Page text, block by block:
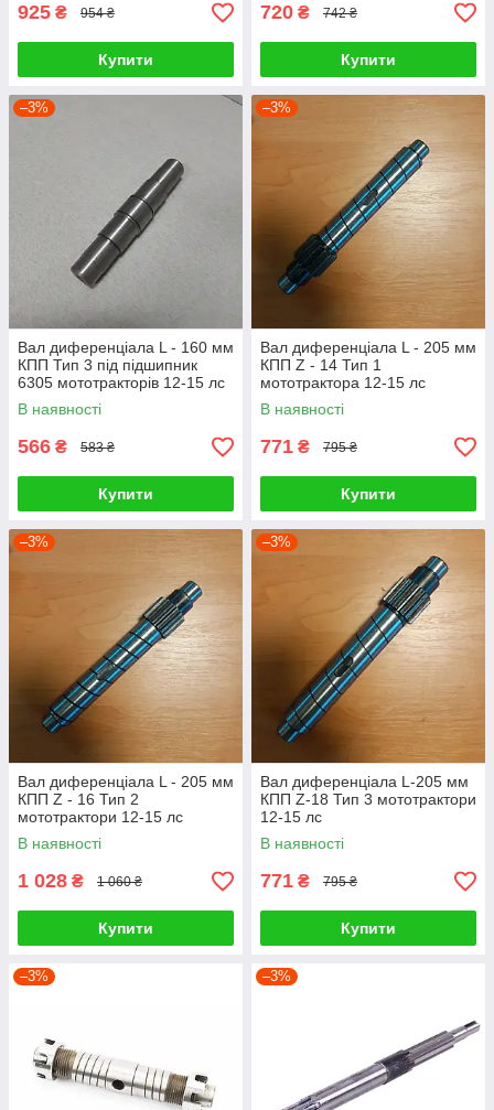
925 ₴ 954 ₴
Купити
720 ₴ 742 ₴
Купити
–3%
Вал диференціала L - 160 мм
КПП Тип 3 під підшипник
6305 мототракторів 12-15 лс
В наявності
566 ₴ 583 ₴
Купити
–3%
Вал диференціала L - 205 мм
КПП Z - 14 Тип 1
мототрактора 12-15 лс
В наявності
771 ₴ 795 ₴
Купити
–3%
Вал диференціала L - 205 мм
КПП Z - 16 Тип 2
мототрактори 12-15 лс
В наявності
1 028 ₴ 1 060 ₴
Купити
–3%
Вал диференціала L-205 мм
КПП Z-18 Тип 3 мототрактори
12-15 лс
В наявності
771 ₴ 795 ₴
Купити
–3% –3%